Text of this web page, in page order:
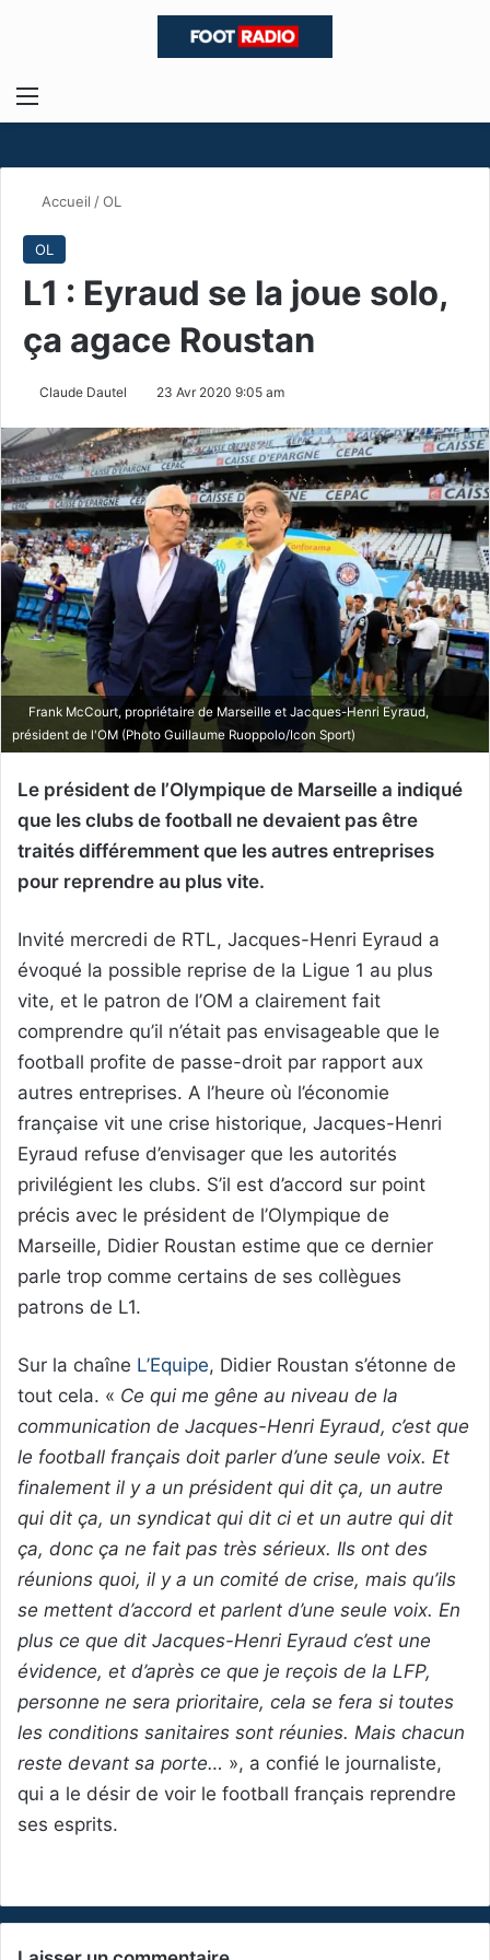
Menu
Accueil /OL
OL
L1 : Eyraud se la joue solo,
ça agace Roustan
Claude Dautel 23 Avr 2020 9:05 am
Frank McCourt, propriétaire de Marseille et Jacques-Henri Eyraud,
président de l'OM (Photo Guillaume Ruoppolo/Icon Sport)
Le président de l’Olympique de Marseille a indiqué
que les clubs de football ne devaient pas être
traités différemment que les autres entreprises
pour reprendre au plus vite.
Invité mercredi de RTL, Jacques-Henri Eyraud a
évoqué la possible reprise de la Ligue 1 au plus
vite, et le patron de l’OM a clairement fait
comprendre qu’il n’était pas envisageable que le
football profite de passe-droit par rapport aux
autres entreprises. A l’heure où l’économie
française vit une crise historique, Jacques-Henri
Eyraud refuse d’envisager que les autorités
privilégient les clubs. S’il est d’accord sur point
précis avec le président de l’Olympique de
Marseille, Didier Roustan estime que ce dernier
parle trop comme certains de ses collègues
patrons de L1.
Sur la chaîne L’Equipe, Didier Roustan s’étonne de
tout cela. « Ce qui me gêne au niveau de la
communication de Jacques-Henri Eyraud, c’est que
le football français doit parler d’une seule voix. Et
finalement il y a un président qui dit ça, un autre
qui dit ça, un syndicat qui dit ci et un autre qui dit
ça, donc ça ne fait pas très sérieux. Ils ont des
réunions quoi, il y a un comité de crise, mais qu’ils
se mettent d’accord et parlent d’une seule voix. En
plus ce que dit Jacques-Henri Eyraud c’est une
évidence, et d’après ce que je reçois de la LFP,
personne ne sera prioritaire, cela se fera si toutes
les conditions sanitaires sont réunies. Mais chacun
reste devant sa porte… », a confié le journaliste,
qui a le désir de voir le football français reprendre
ses esprits.